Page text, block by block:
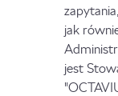
jak
jest